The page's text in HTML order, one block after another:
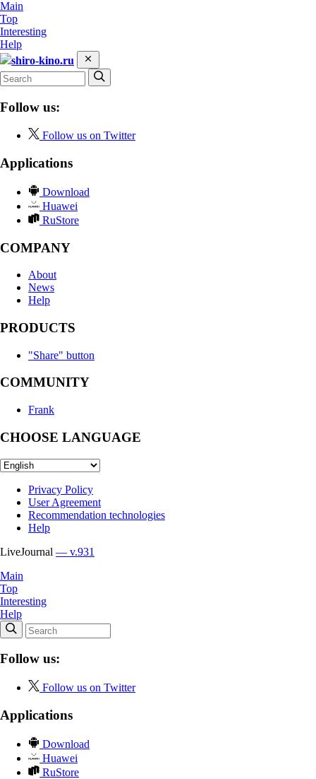
Main
Top
Interesting
Help
shiro-kino.ru
Follow us:
Follow us on Twitter
Applications
Download
Huawei
RuStore
COMPANY
About
News
Help
PRODUCTS
"Share" button
COMMUNITY
Frank
CHOOSE LANGUAGE
Privacy Policy
User Agreement
Recommendation technologies
Help
LiveJournal — v.931
Main
Top
Interesting
Help
Follow us:
Follow us on Twitter
Applications
Download
Huawei
RuStore